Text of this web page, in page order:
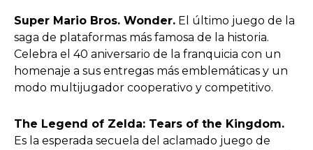
Super Mario Bros. Wonder. El último juego de la
saga de plataformas más famosa de la historia.
Celebra el 40 aniversario de la franquicia con un
homenaje a sus entregas más emblemáticas y un
modo multijugador cooperativo y competitivo.
The Legend of Zelda: Tears of the Kingdom.
Es la esperada secuela del aclamado juego de